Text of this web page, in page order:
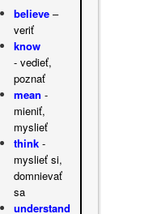
believe –
veriť
know
- vedieť,
poznať
mean -
mieniť,
myslieť
think -
myslieť si,
domnievať
sa
understand